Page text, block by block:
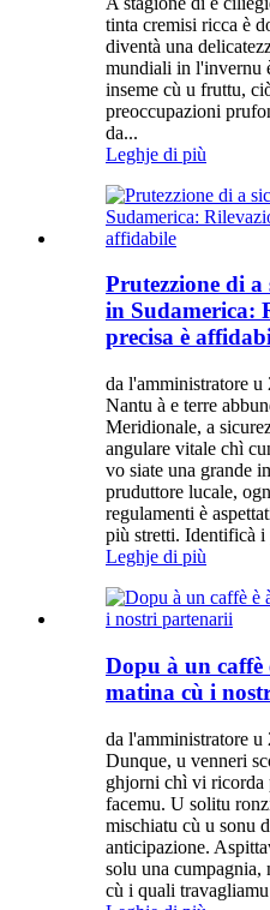
tinta cremisi ricca è
diventà una
mundiali in l'invernu
inseme cù u fruttu,
preoccupazioni
da...
Leghje di più
Prutezzione di
in Sudamerica:
precisa è
da l'amministratore u
Nantu à e terre
Meridionale, a
angulare vitale chì
vo siate una grande
pruduttore lucale,
regulamenti è
più stretti. Identificà
Leghje di più
Dopu à un
matina cù i
da l'amministratore u
Dunque, u venneri
ghjorni chì vi ricorda
facemu. U solitu
mischiatu cù u sonu
anticipazione.
solu una cumpagnia,
cù i quali